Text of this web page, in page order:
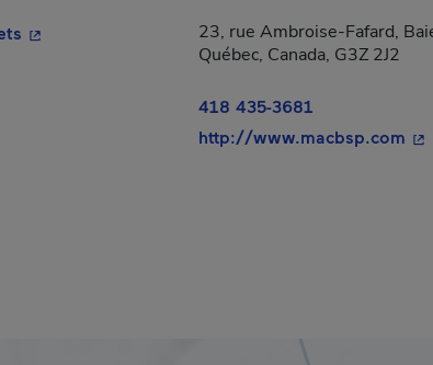
- Cet hyperlien s'ouvrira dans une nouvelle
23, rue Ambroise-Fafard,
Québec, Canada, G3Z 2J2
418 435-3681
http://www.macbsp.com -